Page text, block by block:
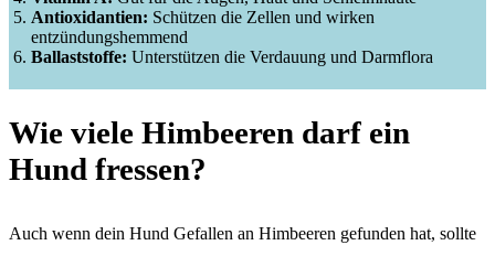
Antioxidantien: Schützen die Zellen und wirken
entzündungshemmend
Ballaststoffe: Unterstützen die Verdauung und Darmflora
Wie viele Himbeeren darf ein
Hund fressen?
Auch wenn dein Hund Gefallen an Himbeeren gefunden hat, sollte